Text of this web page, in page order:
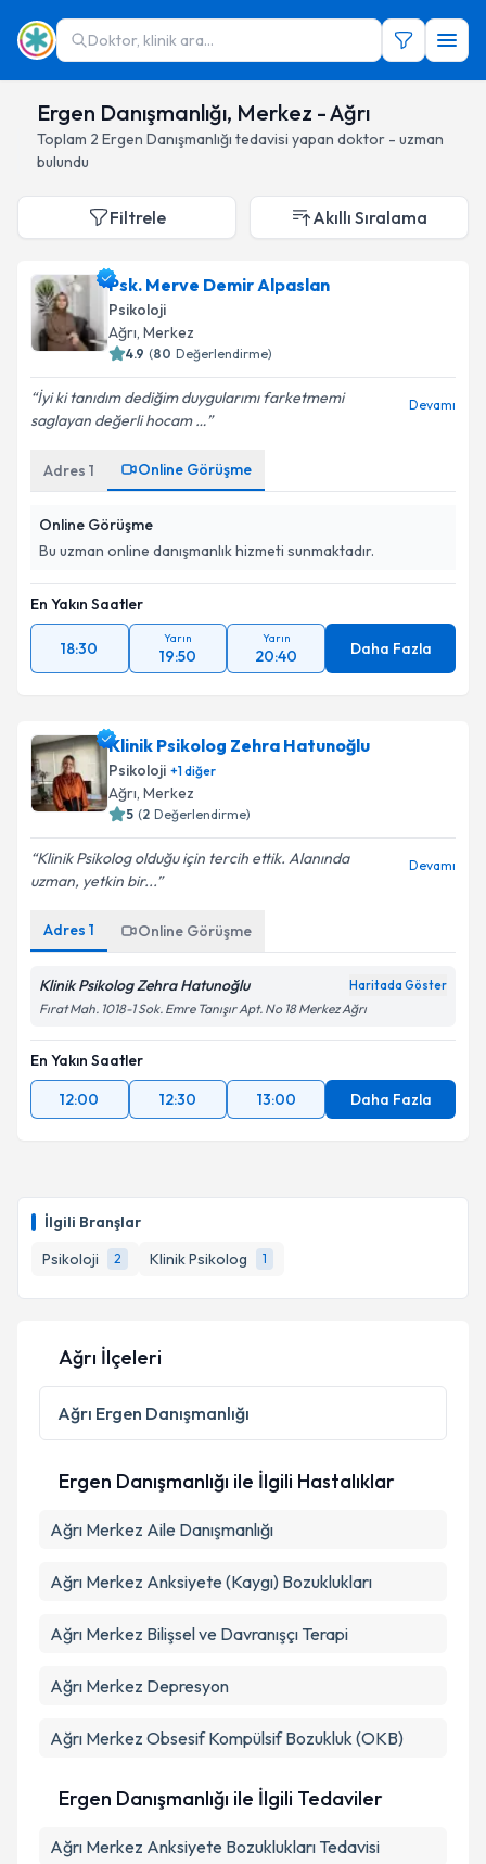
Doktor, klinik ara...
Ergen Danışmanlığı, Merkez - Ağrı
Toplam 2 Ergen Danışmanlığı tedavisi yapan doktor - uzman
bulundu
İlgili Branşlar
Psikoloji
2 Klinik Psikolog 1
Filtrele Akıllı Sıralama
Psk. Merve Demir Alpaslan
Psikoloji
Ağrı, Merkez
4.9 (80 Değerlendirme)
İyi ki tanıdım dediğim duygularımı farketmemi
saglayan değerli hocam …
Devamı
Adres 1 Online Görüşme
Online Görüşme
Bu uzman online danışmanlık hizmeti sunmaktadır.
En Yakın Saatler
18:30
Yarın
19:50
Yarın
20:40 Daha Fazla
Klinik Psikolog Zehra Hatunoğlu
Psikoloji +1diğer
Ağrı, Merkez
5 (2 Değerlendirme)
Klinik Psikolog olduğu için tercih ettik. Alanında
uzman, yetkin bir...
Devamı
Adres 1 Online Görüşme
Klinik Psikolog Zehra Hatunoğlu Haritada Göster
Fırat Mah. 1018-1 Sok. Emre Tanışır Apt. No 18 Merkez Ağrı
En Yakın Saatler
12:00
12:30 13:00 Daha Fazla
Ağrı İlçeleri
Ağrı Ergen Danışmanlığı
Ergen Danışmanlığı ile İlgili Hastalıklar
Ağrı Merkez Aile Danışmanlığı
Ağrı Merkez Anksiyete (Kaygı) Bozuklukları
Ağrı Merkez Bilişsel ve Davranışçı Terapi
Ağrı Merkez Depresyon
Ağrı Merkez Obsesif Kompülsif Bozukluk (OKB)
Ergen Danışmanlığı ile İlgili Tedaviler
Ağrı Merkez Anksiyete Bozuklukları Tedavisi